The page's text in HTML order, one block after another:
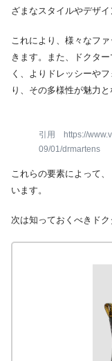
ざまなスタイルやデザイ
これにより、様々なフ
きます。また、ドクタ
く、よりドレッシーや
り、その多様性が魅力と
引用 https://
09/01/drmartens
これらの要素によって
います。
次は知っておくべきド